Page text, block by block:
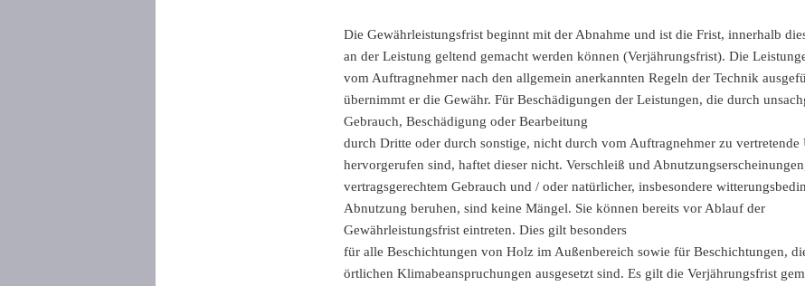
Die Gewährleistungsfrist beginnt mit der Abnahme und ist die Frist, innerhalb
an der Leistung geltend gemacht werden können (Verjährungsfrist). Die
vom Auftragnehmer nach den allgemein anerkannten Regeln der Technik
übernimmt er die Gewähr. Für Beschädigungen der Leistungen, die durch
Gebrauch, Beschädigung oder Bearbeitung
durch Dritte oder durch sonstige, nicht durch vom Auftragnehmer zu vertretende
hervorgerufen sind, haftet dieser nicht. Verschleiß und
vertragsgerechtem Gebrauch und / oder natürlicher, insbesondere
Abnutzung beruhen, sind keine Mängel. Sie können bereits vor Ablauf der
Gewährleistungsfrist eintreten. Dies gilt besonders
für alle Beschichtungen von Holz im Außenbereich sowie für Beschichtungen,
örtlichen Klimabeanspruchungen ausgesetzt sind. Es gilt die Verjährungsfrist